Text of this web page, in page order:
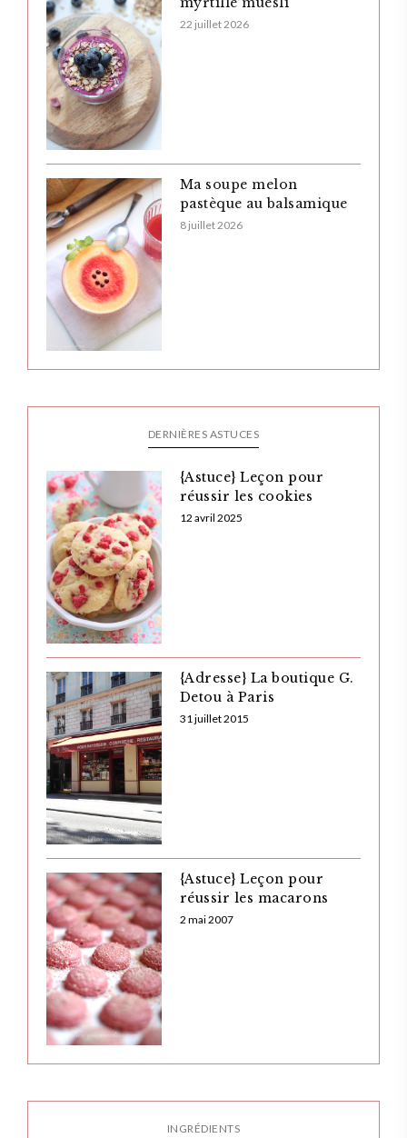
22 juillet 2026
Ma soupe melon
pastèque au balsamique
8 juillet 2026
DERNIÈRES ASTUCES
{Astuce} Leçon pour
réussir les cookies
12 avril 2025
{Adresse} La boutique G.
Detou à Paris
31 juillet 2015
{Astuce} Leçon pour
réussir les macarons
2 mai 2007
INGRÉDIENTS